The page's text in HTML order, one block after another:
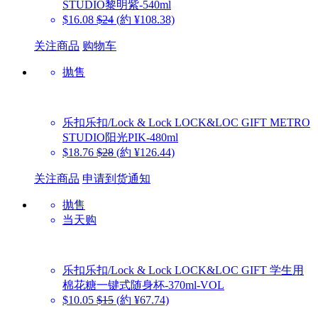
STUDIO黎明紫-540ml
$16.08 $24 (約 ¥108.38)
关注商品 购物车
抛售
乐扣乐扣/Lock & Lock LOCK&LOC GIFT METRO
STUDIO阳光PIK-480ml
$18.76 $28 (約 ¥126.44)
关注商品 申请到货通知
抛售
当天购
乐扣乐扣/Lock & Lock LOCK&LOC GIFT 学生用
棉花糖一键式随身杯-370ml-VOL
$10.05 $15 (約 ¥67.74)